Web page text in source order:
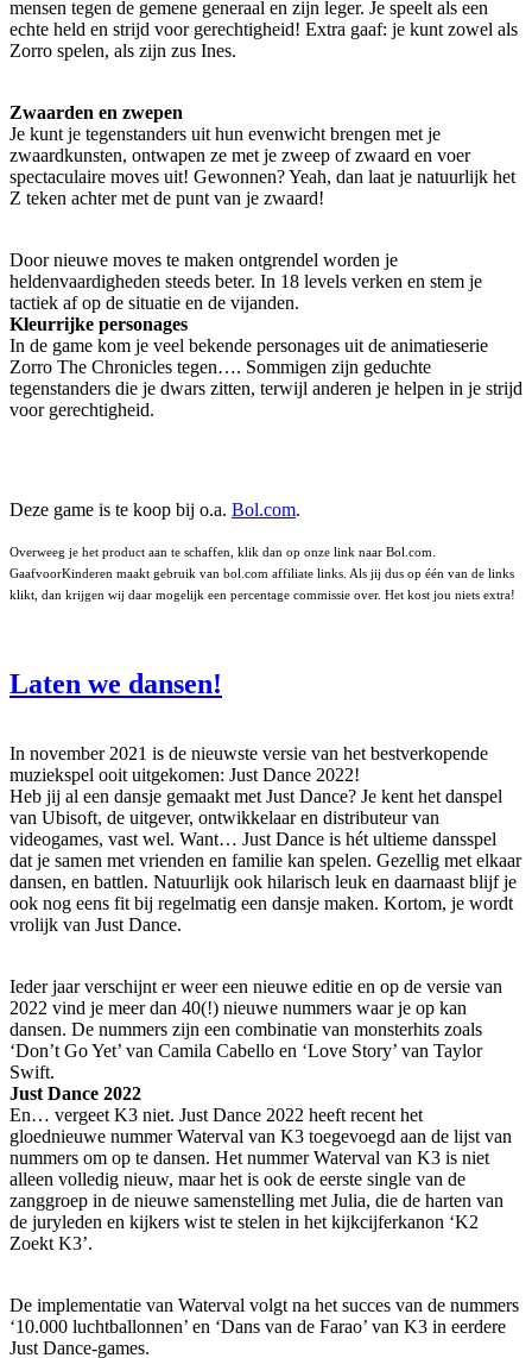
mensen tegen de gemene generaal en zijn leger. Je speelt als een
echte held en strijd voor gerechtigheid! Extra gaaf: je kunt zowel als
Zorro spelen, als zijn zus Ines.
Zwaarden en zwepen
Je kunt je tegenstanders uit hun evenwicht brengen met je
zwaardkunsten, ontwapen ze met je zweep of zwaard en voer
spectaculaire moves uit! Gewonnen? Yeah, dan laat je natuurlijk het
Z teken achter met de punt van je zwaard!
Door nieuwe moves te maken ontgrendel worden je
heldenvaardigheden steeds beter. In 18 levels verken en stem je
tactiek af op de situatie en de vijanden.
Kleurrijke personages
In de game kom je veel bekende personages uit de animatieserie
Zorro The Chronicles tegen…. Sommigen zijn geduchte
tegenstanders die je dwars zitten, terwijl anderen je helpen in je strijd
voor gerechtigheid.
Deze game is te koop bij o.a. Bol.com.
Overweeg je het product aan te schaffen, klik dan op onze link naar Bol.com.
GaafvoorKinderen maakt gebruik van bol.com affiliate links. Als jij dus op één van de links
klikt, dan krijgen wij daar mogelijk een percentage commissie over. Het kost jou niets extra!
Laten we dansen!
In november 2021 is de nieuwste versie van het bestverkopende
muziekspel ooit uitgekomen: Just Dance 2022!
Heb jij al een dansje gemaakt met Just Dance? Je kent het danspel
van Ubisoft, de uitgever, ontwikkelaar en distributeur van
videogames, vast wel. Want… Just Dance is hét ultieme dansspel
dat je samen met vrienden en familie kan spelen. Gezellig met elkaar
dansen, en battlen. Natuurlijk ook hilarisch leuk en daarnaast blijf je
ook nog eens fit bij regelmatig een dansje maken. Kortom, je wordt
vrolijk van Just Dance.
Ieder jaar verschijnt er weer een nieuwe editie en op de versie van
2022 vind je meer dan 40(!) nieuwe nummers waar je op kan
dansen. De nummers zijn een combinatie van monsterhits zoals
‘Don’t Go Yet’ van Camila Cabello en ‘Love Story’ van Taylor
Swift.
Just Dance 2022
En… vergeet K3 niet. Just Dance 2022 heeft recent het
gloednieuwe nummer Waterval van K3 toegevoegd aan de lijst van
nummers om op te dansen. Het nummer Waterval van K3 is niet
alleen volledig nieuw, maar het is ook de eerste single van de
zanggroep in de nieuwe samenstelling met Julia, die de harten van
de juryleden en kijkers wist te stelen in het kijkcijferkanon ‘K2
Zoekt K3’.
De implementatie van Waterval volgt na het succes van de nummers
‘10.000 luchtballonnen’ en ‘Dans van de Farao’ van K3 in eerdere
Just Dance-games.